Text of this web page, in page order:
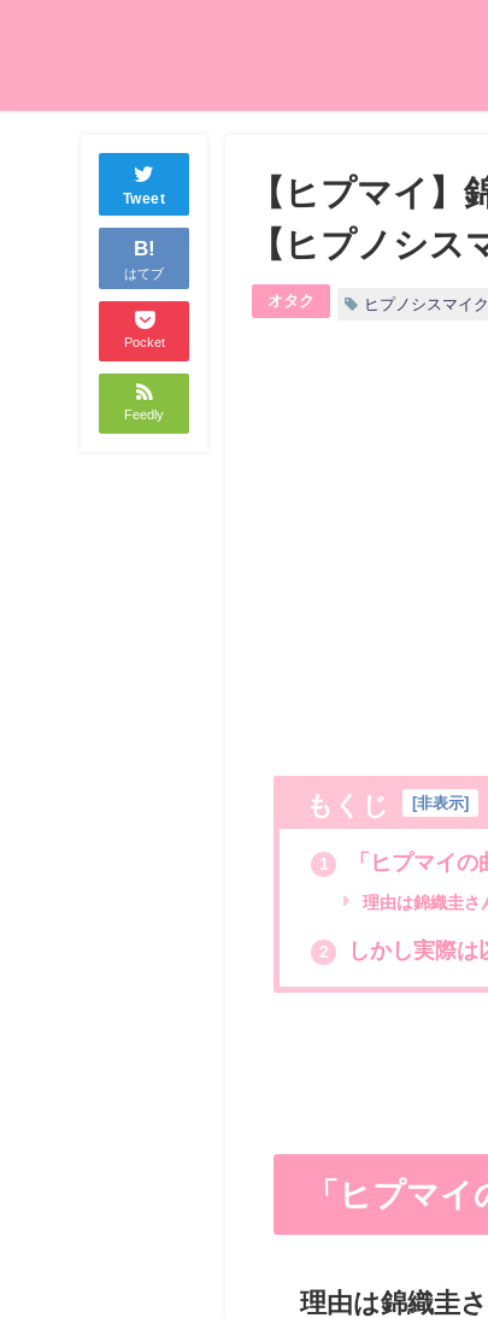
Tweet
B!
はてブ
Pocket
Feedly
【ヒプマイ
【ヒプノシス
オタク ヒプノシスマイク
もくじ [非表示]
1 「ヒプマイ
理由は錦織圭
2 しかし実際
「ヒプマ
理由は錦織圭